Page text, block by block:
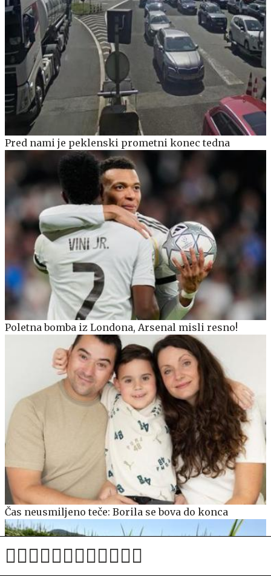
Pred nami je peklenski prometni konec tedna
Poletna bomba iz Londona, Arsenal misli resno!
Čas neusmiljeno teče: Borila se bova do konca